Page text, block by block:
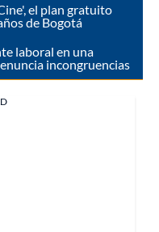
el plan gratuito
de Bogotá
laboral en una
incongruencias